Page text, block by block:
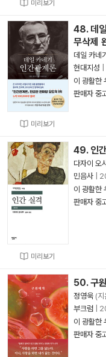
미리보기
미리보기
48. 데
무삭제
데일 카네기
현대지성
이 광활한
판매자
미리보기
49. 인
다자이 오
민음사
이 광활한
판매자
50. 구
정영욱 (지
부크럼
이 광활한
판매자 중